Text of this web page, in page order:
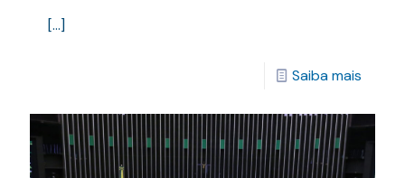
[…]
Saiba mais